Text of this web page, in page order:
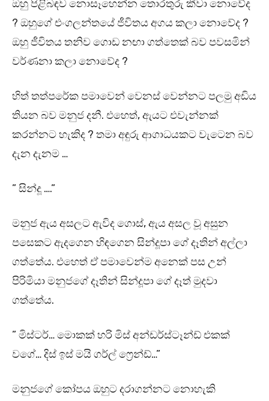
ඔහු පිළිබඳව නොසෑහෙන්න තොරතුරු කීවා නොවේද
? ඔහුගේ එංගලන්තයේ ජීවිතය අගය කලා නොවේද ?
ඔහු ජීවිතය තනිව ගොඩ නඟා ගත්තෙක් බව පවසමින්
වර්ණනා කලා නොවේද ?
හිත් තත්පරේක පමාවෙන් වෙනස් වෙන්නට පලමු අඩිය
තියන බව මනුජ දනී. එහෙත්, ඇයට එවැන්නක්
කරන්නට හැකිද ? තමා අඳුරු ආගාධයකට වැටෙන බව
දැන දැනම …
” සින්දූ ….”
මනුජ ඇය අසලට ඇවිද ගොස්, ඇය අසල වූ අසුන
පසෙකට ඇදගෙන හිඳගෙන සින්දූපා ගේ දෑතින් අල්ලා
ගත්තේය. එහෙත් ඒ පමාවෙන්ම අනෙක් පස උන්
පිරිමියා මනුජගේ දෑතින් සින්දූපා ගේ දෑත් මුදවා
ගත්තේය.
” මිස්ටර්… මොකක් හරි මිස් අන්ඩර්ස්ටෑන්ඩ් එකක්
වගේ… දිස් ඉස් මයි ගර්ල් ෆ්‍රෙන්ඩ්…”
මනුජගේ කෝපය ඔහුට දරාගන්නට නොහැකි